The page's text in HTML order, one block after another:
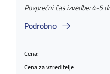
Povprečni čas izvedbe: 4-5
Podrobno
Cena:
Cena za vzreditelje: